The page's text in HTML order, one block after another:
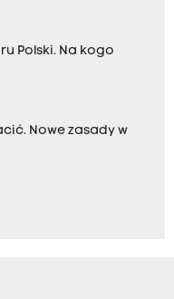
Polski. Na kogo
Nowe zasady w